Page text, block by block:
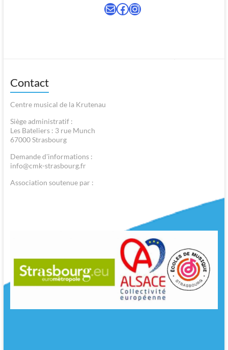
E-mailFacebook
Lien instagram
Contact
Centre musical de la Krutenau
Siège administratif :
Les Bateliers : 3 rue Munch
67000 Strasbourg
Demande d'informations :
info@cmk-strasbourg.fr
Association soutenue par :